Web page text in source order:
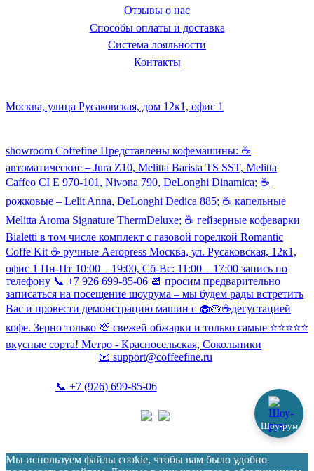
Отзывы о нас
Способы оплаты и доставка
Система лояльности
Контакты
Москва, улица Русаковская, дом 12к1, офис 1
showroom Coffefine Представлены кофемашины: ☕️
автоматические – Jura Z10, Melitta Barista TS SST, Melitta
Caffeo CI Е 970-101, Nivona 790, DeLonghi Dinamica; ☕️
рожковые – Lelit Anna, DeLonghi Dedica 885; ☕️ капельные
Melitta Aroma Signature ThermDeluxe; ☕️ гейзерные кофеварки
Bialetti в том числе комплект с газовой горелкой Romantic
Coffe Kit ☕️ ручные Aeropress Москва, ул. Русаковская, 12к1,
офис 1 Пн-Пт 10:00 – 19:00, Сб-Вс: 11:00 – 17:00 запись по
телефону 📞 +7 926 699-85-06 📆 просим предварительно
записаться на посещение шоурума – мы будем рады встретить
Вас и провести демонстрацию машин с 🧁🥧☕️дегустацией
кофе. Зерно только 💯 свежей обжарки и только самые ⭐️⭐️⭐️⭐️⭐️
вкусные сорта! Метро - Красносельская, Сокольники
📧 support@coffeefine.ru
📞 +7 (926) 699-85-06
Coffeefine.ru 2021-2026Шоу-рум
Мы используем файлы cookie, чтобы вам было удобно